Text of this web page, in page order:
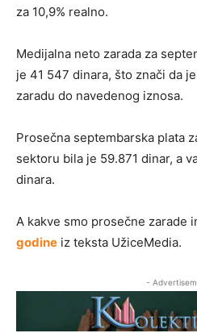
za 10,9% realno.
Medijalna neto zarada za
je 41 547 dinara, što znači da
zaradu do navedenog iznosa.
Prosečna septembarska plata
sektoru bila je 59.871 dinar, a
dinara.
A kakve smo prosečne zarade
godine iz teksta UžiceMedia.
-